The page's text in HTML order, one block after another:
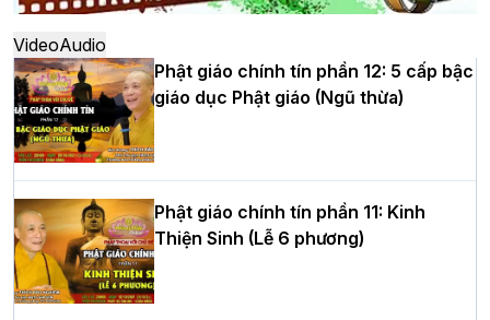
thứ XIV tại chùa Bằng
Học yêu thương trong ngày tu tập thứ
tư của Khóa sinh hoạt Phật pháp mùa
hè tại chùa Bằng
HT.Thích Thọ Lạc được suy cử làm tân
Trưởng BTS GHPGVN tỉnh Nghệ An
VideoAudio
Phật giáo chính tín phần 12: 5 cấp bậc
giáo dục Phật giáo (Ngũ thừa)
Phật giáo chính tín phần 11: Kinh
Thiện Sinh (Lễ 6 phương)